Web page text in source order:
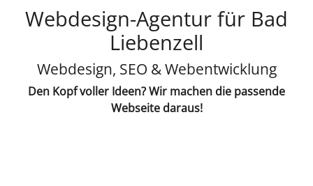
Webdesign-Agentur für Bad
Liebenzell
Webdesign, SEO & Webentwicklung
Den Kopf voller Ideen? Wir machen die passende
Webseite daraus!